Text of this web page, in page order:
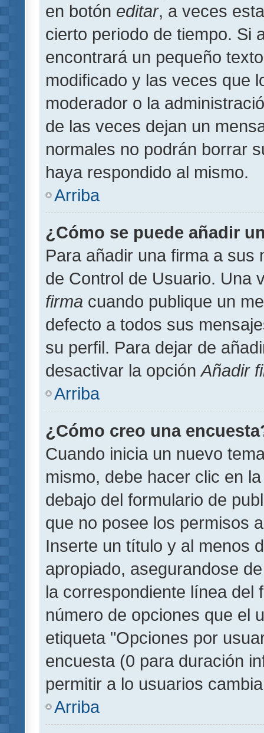
en botón editar, a veces
cierto periodo de tiempo. Si
encontrará un pequeño
modificado y las veces que
moderador o la
de las veces dejan un
normales no podrán borrar
haya respondido al mismo.
Arriba
¿Cómo se puede añadir
Para añadir una firma a sus
de Control de Usuario. Una
firma cuando publique un
defecto a todos sus
su perfil. Para dejar de
desactivar la opción Añadir
Arriba
¿Cómo creo una
Cuando inicia un nuevo
mismo, debe hacer clic en
debajo del formulario de
que no posee los permisos
Inserte un título y al menos
apropiado, asegurandose
la correspondiente línea del
número de opciones que el
etiqueta "Opciones por
encuesta (0 para duración
permitir a lo usuarios
Arriba